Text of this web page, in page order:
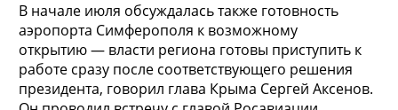
В начале июля обсуждалась также готовность
аэропорта Симферополя к возможному
открытию — власти региона готовы приступить к
работе сразу после соответствующего решения
президента, говорил глава Крыма Сергей Аксенов.